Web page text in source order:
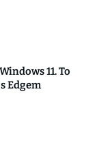
11. To
Edgem